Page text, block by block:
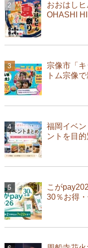
おおはし
OHASHI
宗像市「
トム宗像
福岡イベ
ントを目
こが
30％お得